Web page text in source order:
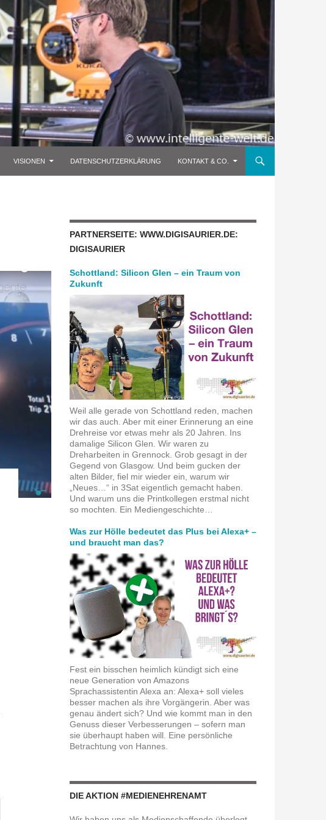
VISIONEN DATENSCHUTZERKLÄRUNG KONTAKT & CO.
PARTNERSEITE: WWW.DIGISAURIER.DE:
DIGISAURIER
Schottland: Silicon Glen – ein Traum von
Zukunft
Weil alle gerade von Schottland reden, machen
wir das auch. Aber mit einer Erinnerung an eine
Drehreise vor etwas mehr als 20 Jahren. Ins
damalige Silicon Glen. Wir waren zu
Dreharbeiten in Grennock. Grob gesagt in der
Gegend von Glasgow. Und beim gucken der
alten Bilder, fiel mir wieder ein, warum wir
„Neues…“ in 3Sat eigentlich gemacht haben.
Und warum uns die Printkollegen erstmal nicht
so mochten. Ein Mediengeschichte…
Was zur Hölle bedeutet das Plus bei Alexa+ –
und braucht man das?
Fest ein bisschen heimlich kündigt sich eine
neue Generation von Amazons
Sprachassistentin Alexa an: Alexa+ soll vieles
besser machen als ihre Vorgängerin. Aber was
genau ändert sich? Und wie kommt man in den
Genuss dieser Verbesserungen – sofern man
sie überhaupt haben will. Eine persönliche
Betrachtung von Hannes.
DIE AKTION #MEDIENEHRENAMT